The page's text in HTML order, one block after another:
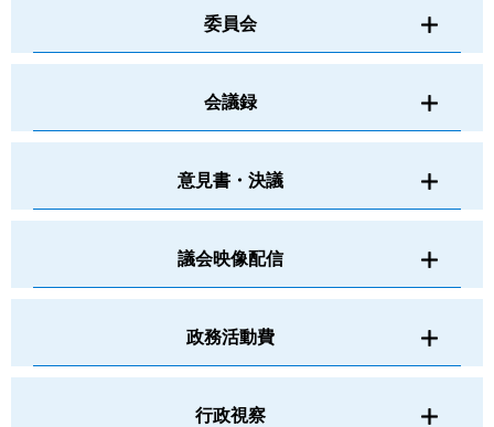
委員会
会議録
意見書・決議
議会映像配信
政務活動費
行政視察